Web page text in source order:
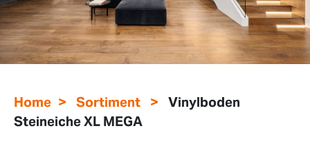
Home > Sortiment >
Vinylboden
Steineiche XL MEGA